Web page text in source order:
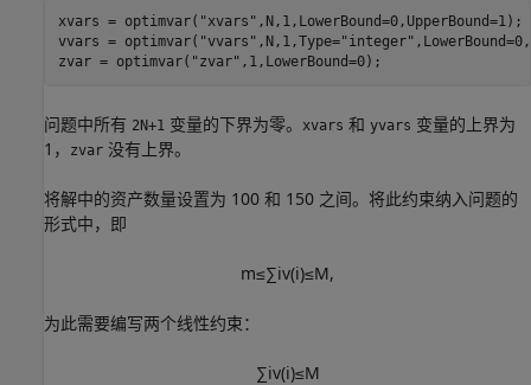
xvars = optimvar( "xvars" ,N,1,LowerBound=0,UpperBound=1);
vvars = optimvar( "vvars" ,N,1,Type="integer"
zvar = optimvar( "zvar" ,1,LowerBound=0);
问题中所有 2N+1 变量的下界为零。 xvars 和 yvars 变量的上界为
1，
zvar 没有上界。
将解中的资产数量设置为 100 和 150 之间。将此约束纳入问题的
形式中，即
m≤∑iv(i)≤M,
为此需要编写两个线性约束：
∑iv(i)≤M